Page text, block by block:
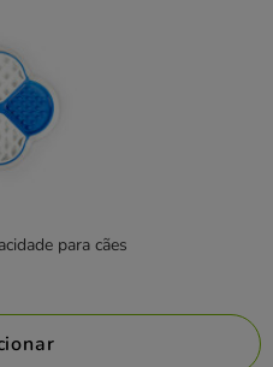
para cães